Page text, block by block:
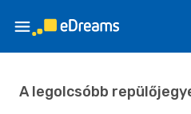
A legolcsóbb